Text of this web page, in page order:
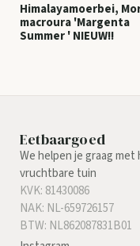
Himalayamoerbei,
macroura 'Margenta
Summer ' NIEUW!!
Eetbaargoed
We helpen je graag
vruchtbare tuin
KVK: 81430086
NAK: NL-659726157
BTW: NL862087831B01